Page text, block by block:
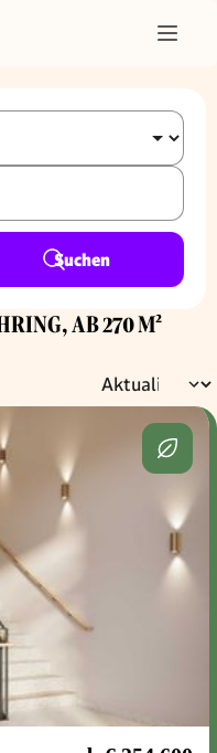
Suchen
AB 270 M²